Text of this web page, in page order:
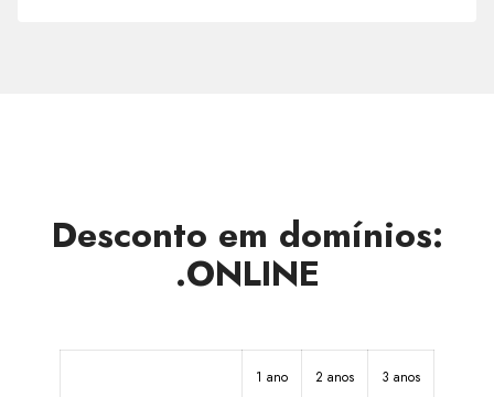
Desconto em domínios:
.ONLINE
1 ano 2 anos 3 anos